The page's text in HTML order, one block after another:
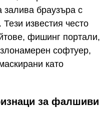
браузъра с
известия често
фишинг портали,
софтуер,
като
за фалшиви